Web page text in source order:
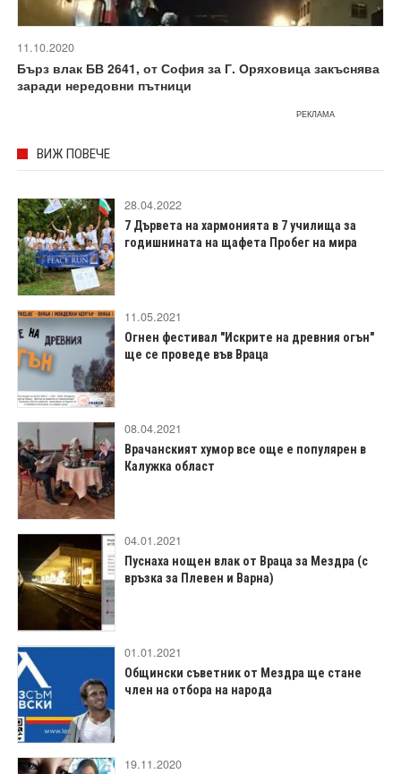
11.10.2020
Бърз влак БВ 2641, от София за Г. Оряховица закъснява
заради нередовни пътници
РЕКЛАМА
ВИЖ ПОВЕЧЕ
28.04.2022
7 Дървета на хармонията в 7 училища за
годишнината на щафета Пробег на мира
11.05.2021
Огнен фестивал "Искрите на древния огън"
ще се проведе във Враца
08.04.2021
Врачанският хумор все още е популярен в
Калужка област
04.01.2021
Пуснаха нощен влак от Враца за Мездра (с
връзка за Плевен и Варна)
01.01.2021
Общински съветник от Мездра ще стане
член на отбора на народа
19.11.2020